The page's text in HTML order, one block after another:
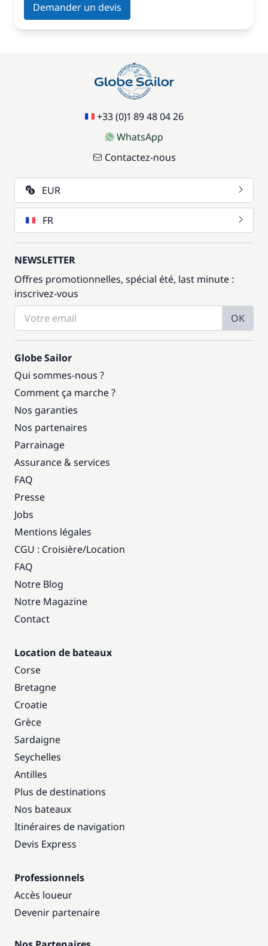
Demander un devis
+33 (0)1 89 48 04 26
WhatsApp
Contactez-nous
EUR
FR
NEWSLETTER
Offres promotionnelles, spécial été, last minute :
inscrivez-vous
OK
Globe Sailor
Qui sommes-nous ?
Comment ça marche ?
Nos garanties
Nos partenaires
Parrainage
Assurance & services
FAQ
Presse
Jobs
Mentions légales
CGU : Croisière/Location
FAQ
Notre Blog
Notre Magazine
Contact
Location de bateaux
Corse
Bretagne
Croatie
Grèce
Sardaigne
Seychelles
Antilles
Plus de destinations
Nos bateaux
Itinéraires de navigation
Devis Express
Professionnels
Accès loueur
Devenir partenaire